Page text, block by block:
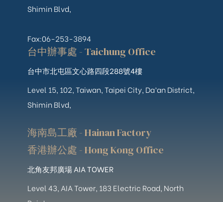
Shimin Blvd,
Fax:06-253-3894
台中辦事處 - Taichung Office
台中市北屯區文心路四段288號4樓
Level 15, 102, Taiwan, Taipei City, Da’an District,
Shimin Blvd,
海南島工廠 - Hainan Factory
香港辦公處 - Hong Kong Office
北角友邦廣場 AIA TOWER
Level 43, AIA Tower, 183 Electric Road, North